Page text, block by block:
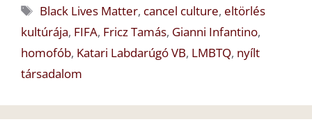
Címkék
Black Lives Matter, cancel culture, eltörlés
kultúrája, FIFA, Fricz Tamás, Gianni Infantino,
homofób, Katari Labdarúgó VB, LMBTQ, nyílt
társadalom